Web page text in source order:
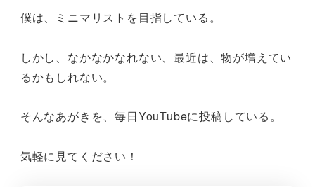
僕は、ミニマリストを目指している。
しかし、なかなかなれない、最近は、物が増えてい
るかもしれない。
そんなあがきを、毎日YouTubeに投稿している。
気軽に見てください！